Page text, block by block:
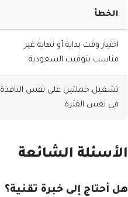
الخطأ
اختيار وقت بداية أو نهاية غير
مناسب بتوقيت السعودية
تشغيل حملتين على نفس النافذة
في نفس الفترة
الأسئلة الشائعة
هل أحتاج إلى خبرة تقنية؟